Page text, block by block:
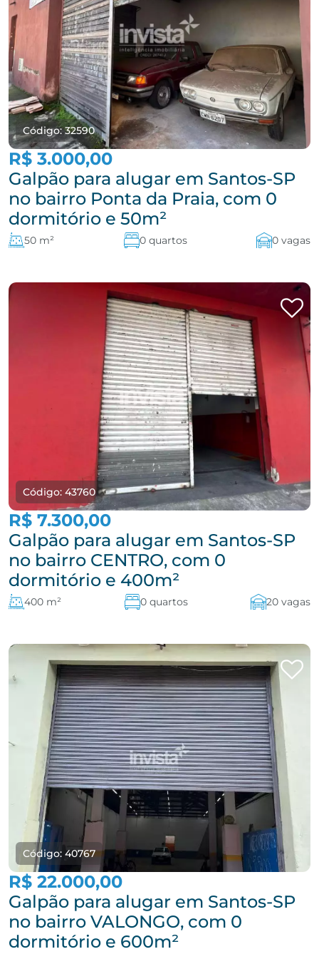
Código: 32590
R$ 3.000,00
Galpão para alugar em Santos-SP
no bairro Ponta da Praia, com 0
dormitório e 50m²
50 m² 0 quartos 0 vagas
Código: 43760
R$ 7.300,00
Galpão para alugar em Santos-SP
no bairro CENTRO, com 0
dormitório e 400m²
400 m² 0 quartos 20 vagas
Código: 40767
R$ 22.000,00
Galpão para alugar em Santos-SP
no bairro VALONGO, com 0
dormitório e 600m²